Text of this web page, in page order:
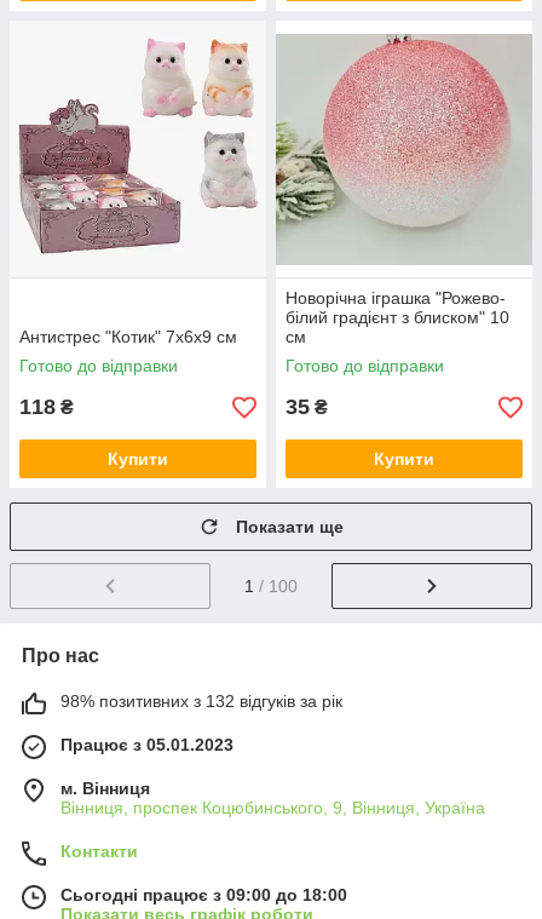
Антистрес "Котик" 7х6х9 см
Готово до відправки
118 ₴
Купити
Новорічна іграшка "Рожево-
білий градієнт з блиском" 10
см
Готово до відправки
35 ₴
Купити
Показати ще
1 / 100
Про нас
98% позитивних з 132 відгуків за рік
Працює з 05.01.2023
м. Вінниця
Вінниця, проспек Коцюбинського, 9, Вінниця, Україна
Контакти
Сьогодні працює з 09:00 до 18:00
Показати весь графік роботи